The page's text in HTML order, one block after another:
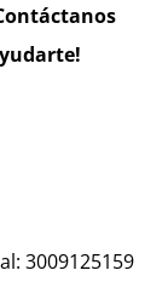
3009125159